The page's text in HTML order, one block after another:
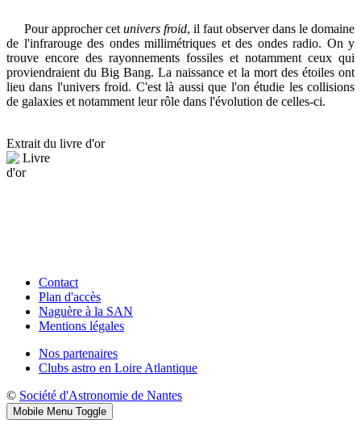
Pour approcher cet univers froid, il faut observer dans le domaine
de l'infrarouge des ondes millimétriques et des ondes radio. On y
trouve encore des rayonnements fossiles et notamment ceux qui
proviendraient du Big Bang. La naissance et la mort des étoiles ont
lieu dans l'univers froid. C'est là aussi que l'on étudie les collisions
de galaxies et notamment leur rôle dans l'évolution de celles-ci.
Extrait du livre d'or
Contact
Plan d'accès
Naguère à la SAN
Mentions légales
Nos partenaires
Clubs astro en Loire Atlantique
© Société d'Astronomie de Nantes
Mobile Menu Toggle